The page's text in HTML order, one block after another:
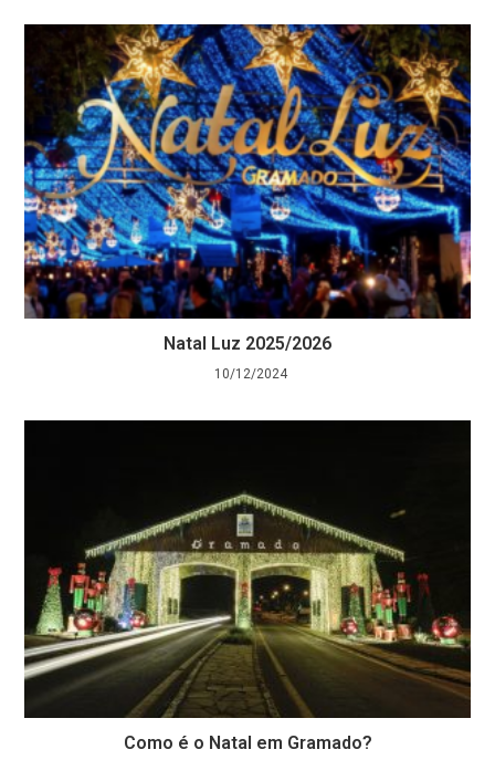
Natal Luz 2025/2026
10/12/2024
Como é o Natal em Gramado?